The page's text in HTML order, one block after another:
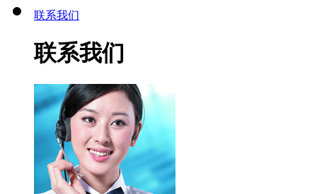
联系我们
联系我们